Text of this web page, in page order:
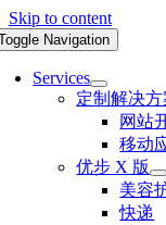
Skip to content
Navigation
Services
定制解决
网站
移动
优步 X 版
美容
快递